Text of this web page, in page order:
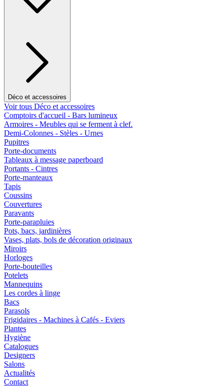
Déco et accessoires
Voir tous Déco et accessoires
Comptoirs d'accueil - Bars lumineux
Armoires - Meubles qui se ferment à clef.
Demi-Colonnes - Stèles - Urnes
Pupitres
Porte-documents
Tableaux à message paperboard
Portants - Cintres
Porte-manteaux
Tapis
Coussins
Couvertures
Paravants
Porte-parapluies
Pots, bacs, jardinières
Vases, plats, bols de décoration originaux
Miroirs
Horloges
Porte-bouteilles
Potelets
Mannequins
Les cordes à linge
Bacs
Parasols
Frigidaires - Machines à Cafés - Eviers
Plantes
Hygiène
Catalogues
Designers
Salons
Actualités
Contact